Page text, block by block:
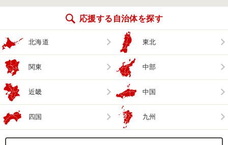
応援する自治体を探す
北海道 東北
関東 中部
近畿 中国
四国 九州